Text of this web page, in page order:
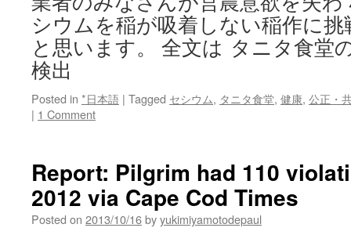
シウムを稲が吸着しない稲作に
と思います。 全文は タニタ食堂
検出
Posted in *日本語 | Tagged セシウム, タニタ食堂, 健康, 公正・
| 1 Comment
Report: Pilgrim had 110
2012 via Cape Cod Times
Posted on 2013/10/16byyukimiyamotodepaul